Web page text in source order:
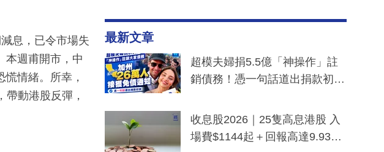
息，已令市場失
本週甫開市，中
情緒。所幸，
動港股反彈，
最新文章
超模夫婦捐5.5億「神操作」註
銷債務！憑一句話道出捐款初
一度被誤當詐騙手段
收息股2026｜25隻高息港股 入
場費$1144起＋回報高達9.93